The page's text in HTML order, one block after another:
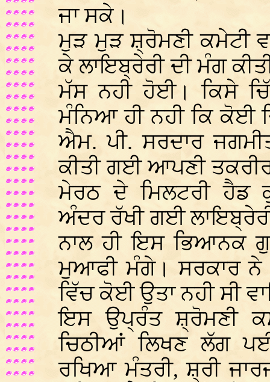
ਜਾ ਸਕੇ।
ਮੁੜ ਮੁੜ ਸ਼੍ਰੋਮਣੀ ਕਮੇਟੀ
ਕੇ ਲਾਇਬ੍ਰੇਰੀ ਦੀ ਮੰਗ
ਮੱਸ ਨਹੀ ਹੋਈ। ਕਿਸੇ
ਮੰਨਿਆ ਹੀ ਨਹੀ ਕਿ ਕੋਈ
ਐਮ. ਪੀ. ਸਰਦਾਰ
ਕੀਤੀ ਗਈ ਆਪਣੀ
ਮੇਰਠ ਦੇ ਮਿਲਟਰੀ ਹੈਡ
ਅੰਦਰ ਰੱਖੀ ਗਈ
ਨਾਲ ਹੀ ਇਸ ਭਿਆਨਕ
ਮੁਆਫੀ ਮੰਗੇ। ਸਰਕਾਰ ਨੇ
ਵਿੱਚ ਕੋਈ ਉਤਾ ਨਹੀ ਸੀ
ਇਸ ਉਪ੍ਰੰਤ ਸ਼੍ਰੋਮਣੀ
ਚਿਠੀਆਂ ਲਿਖਣ ਲੱਗ
ਰਖਿਆ ਮੰਤਰੀ, ਸ਼੍ਰੀ